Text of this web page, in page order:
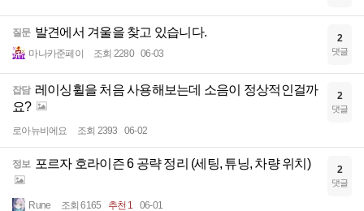
질문 발견에서 겨울을 찾고 있습니다.
마나카준페이 조회 2280 06-03
2
댓글
잡담 레이싱휠을 처음 사용해보는데 소음이 정상적인걸까
요?
로아뉴비에요 조회 2393 06-02
2
댓글
정보 포르자 호라이즌 6 공략 정리 (세팅, 튜닝, 차량 위치)
Rune 조회 6165 추천 1 06-01
2
댓글